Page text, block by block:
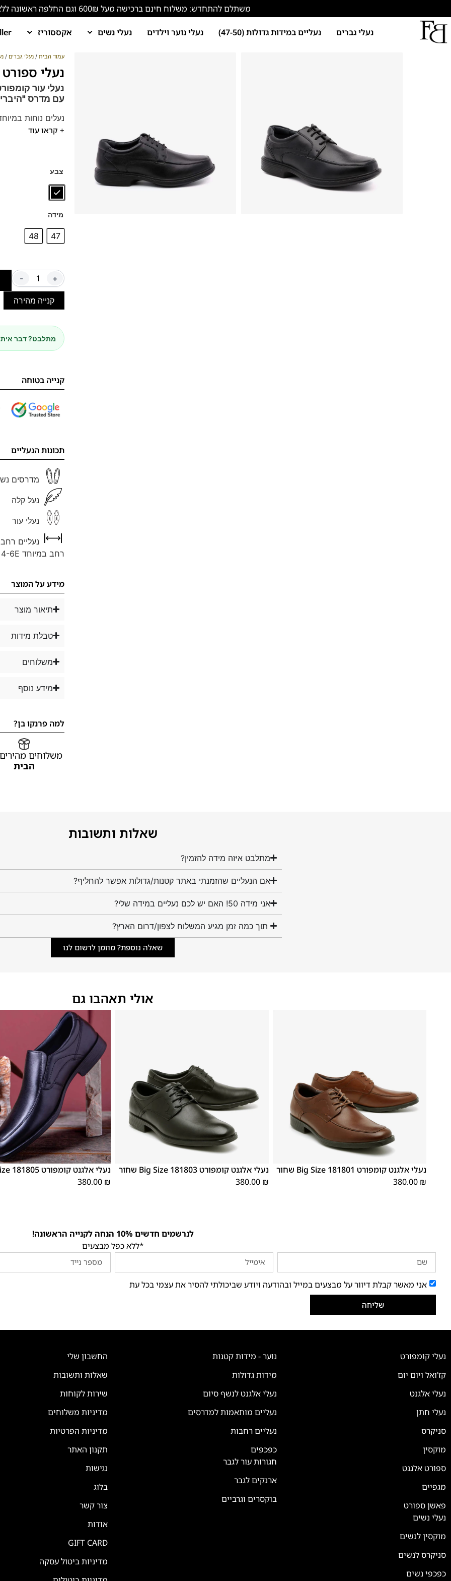
משתלם להתחדש: משלוח חינם ברכישה מעל 600₪ וגם החלפה ראשונה ללא עלות!
נעלי גברים נעליים במידות גדולות (47-50) נעלי נוער וילדים נעלי נשים אקססוריז
עמוד הבית / נעלי גברים /
נעלי ספורט אלגנט
עם מדרס
נעלים נוחות
הנעליים עשויות עור
+ קראו עוד
צבע
מידה
47
48
- +
קנייה מהירה
מתלבט? דבר
קנייה בטוחה
תכונות הנעליים
מדרסים
נעל קלה
נעלי עור
נעליים
רחב במיוחד 4-6E
מידע על המוצר
תיאור מוצר
טבלת מידות
משלוחים
מידע נוסף
למה פרנקו בן?
משלוחים
הבית
שאלות ותשובות
מתלבט איזה מידה להזמין?
אם הנעליים שהזמנתי באתר קטנות/גדולות אפשר להחליף?
אני מידה 50! האם יש לכם נעליים במידה שלי?
תוך כמה זמן מגיע המשלוח לצפון/דרום הארץ?
שאלה נוספת? מוזמן לרשום לנו
אולי תאהבו גם
נעלי אלגנט קומפורט 181801 Big Size שחור
380.00 ₪
נעלי אלגנט קומפורט 181803 Big Size שחור
380.00 ₪
47
48
נעלי אלגנט קומפורט 181805 Big Size שחור
380.00 ₪
לנרשמים חדשים 10% הנחה לקנייה הראשונה!
*ללא כפל מבצעים
אני מאשר קבלת דיוור על מבצעים במייל ובהודעה ויודע שביכולתי להסיר את עצמי בכל עת
שליחה
נעלי קומפורט
קז'ואל ויום יום
נעלי אלגנט
נעלי חתן
סניקרס
מוקסין
ספורט אלגנט
מגפיים
פאשן ספורט
נעלי נשים
מוקסין לנשים
סניקרס לנשים
כפכפי נשים
נוער - מידות קטנות
מידות גדולות
נעלי אלגנט לנשף סיום
נעליים מותאמות למדרסים
נעליים רחבות
כפכפים
חגורות עור לגבר
ארנקים לגבר
בוקסרים וגרביים
החשבון שלי
שאלות ותשובות
שירות לקוחות
מדיניות משלוחים
מדיניות הפרטיות
תקנון האתר
נגישות
בלוג
צור קשר
אודות
GIFT CARD
מדיניות ביטול עסקה
💬